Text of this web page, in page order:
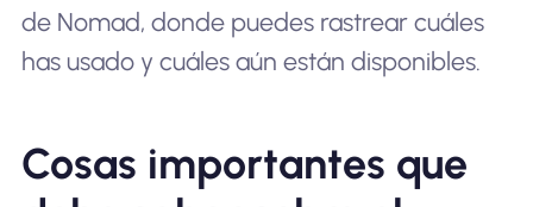
de Nomad, donde puedes rastrear cuáles
has usado y cuáles aún están disponibles.
Cosas importantes que